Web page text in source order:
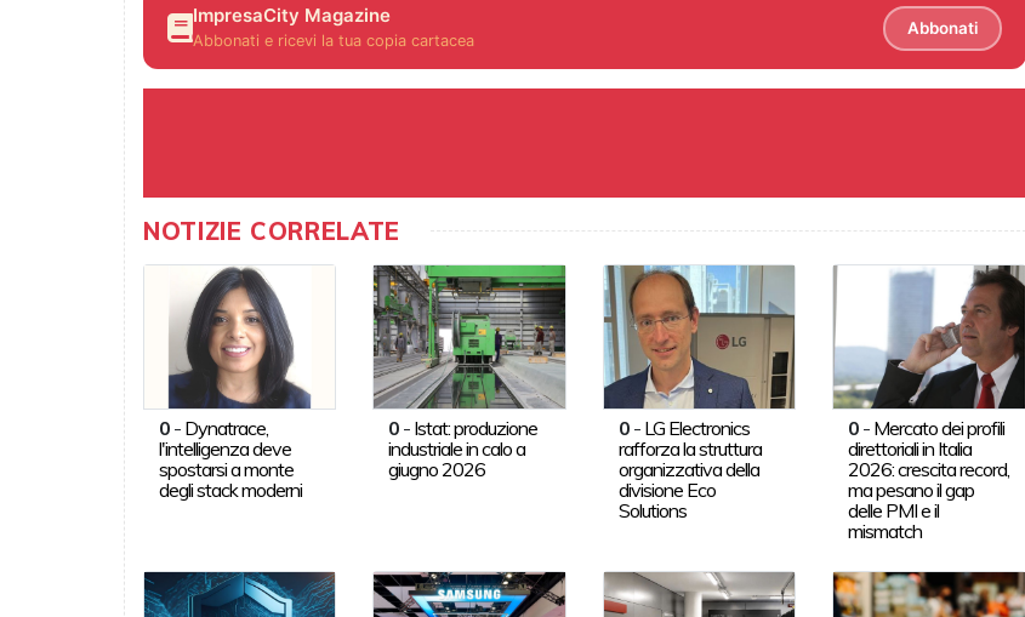
ImpresaCity Magazine
Abbonati e ricevi la tua copia cartacea
Abbonati
NOTIZIE CORRELATE
0- Dynatrace,
l'intelligenza deve
spostarsi a monte
degli stack moderni
0 - Istat: produzione
industriale in calo a
giugno 2026
0- LG Electronics
rafforza la struttura
organizzativa della
divisione Eco
Solutions
0 - Mercato dei profili
direttoriali in Italia
2026: crescita record,
ma pesano il gap
delle PMI e il
mismatch